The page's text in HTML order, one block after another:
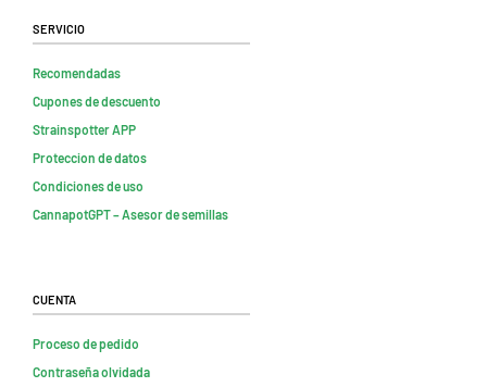
Servicio
Recomendadas
Cupones de descuento
Strainspotter APP
Proteccion de datos
Condiciones de uso
CannapotGPT – Asesor de semillas
Cuenta
Proceso de pedido
Contraseña olvidada